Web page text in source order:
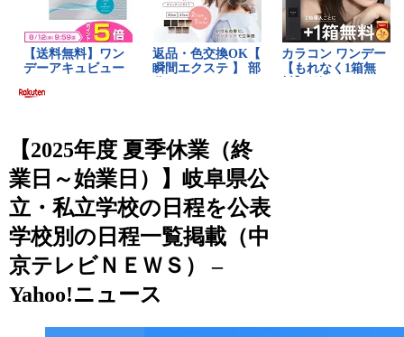
【2025年度 夏季休業（終
業日～始業日）】岐阜県公
立・私立学校の日程を公表
学校別の日程一覧掲載（中
京テレビＮＥＷＳ） –
Yahoo!ニュース